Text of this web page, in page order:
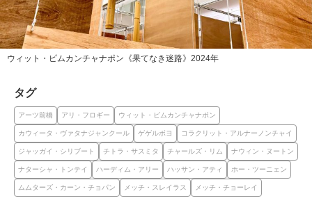
ウィット・ピムカンチャナポン《果てなき迷路》2024年
タグ
アーツ前橋 アリ・フロギー ウィット・ピムカンチャナポン
カウィータ・ヴァタナジャンクール ゲゲルボヨ コラクリット・アルナーノンチャイ
ジャッガイ・シリブート チトラ・サスミタ チャールズ・リム ナウィン・ヌートン
ナターシャ・トンテイ ハーディム・アリー ハッサン・アティ ホー・ツーニェン
ムムターズ・カーン・チョパン メッチ・スレイラス メッチ・チョーレイ